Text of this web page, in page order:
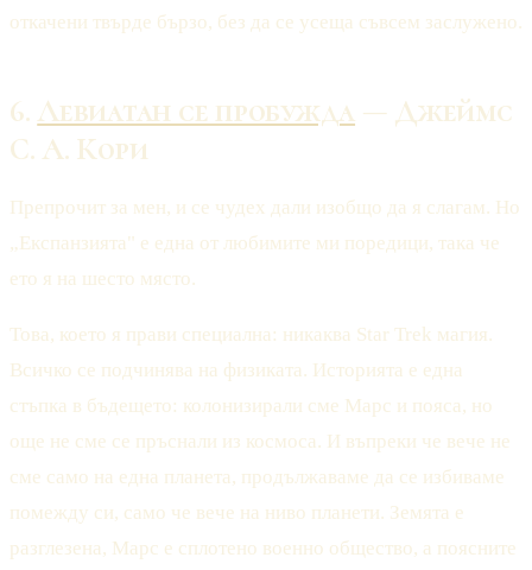
откачени твърде бързо, без да се усеща съвсем заслужено.
6. Левиатан се пробужда — Джеймс
С. А. Кори
Препрочит за мен, и се чудех дали изобщо да я слагам. Но
„Експанзията" е една от любимите ми поредици, така че
ето я на шесто място.
Това, което я прави специална: никаква Star Trek магия.
Всичко се подчинява на физиката. Историята е една
стъпка в бъдещето: колонизирали сме Марс и пояса, но
още не сме се пръснали из космоса. И въпреки че вече не
сме само на една планета, продължаваме да се избиваме
помежду си, само че вече на ниво планети. Земята е
разглезена, Марс е сплотено военно общество, а поясните